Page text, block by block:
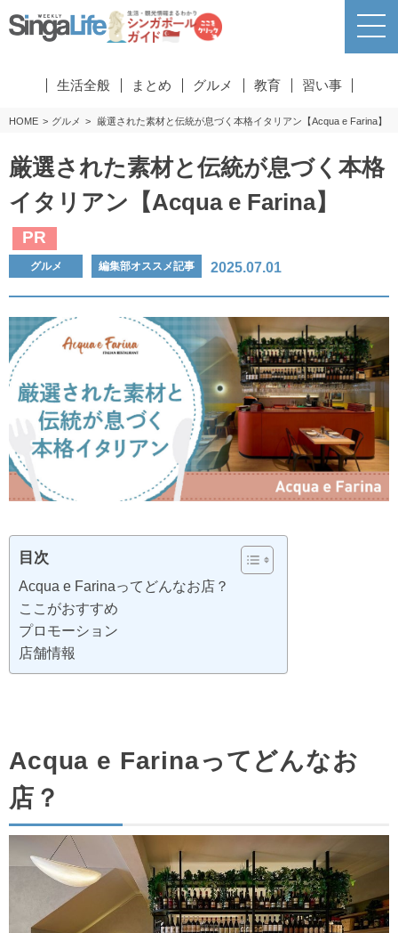
生活全般 まとめ グルメ 教育 習い事
HOME グルメ 厳選された素材と伝統が息づく本格イタリアン【Acqua e Farina】
厳選された素材と伝統が息づく本格
イタリアン【Acqua e Farina】
PR
グルメ 編集部オススメ記事 2025.07.01
目次
Acqua e Farinaってどんなお店？
ここがおすすめ
プロモーション
店舗情報
Acqua e Farinaってどんなお
店？